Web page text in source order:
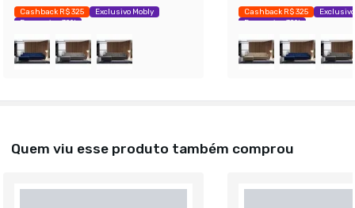
Cashback R$ 325
Exclusivo Mobly
Economize 39%
Cashback R$ 325
Economize 39%
Quem viu esse produto também comprou